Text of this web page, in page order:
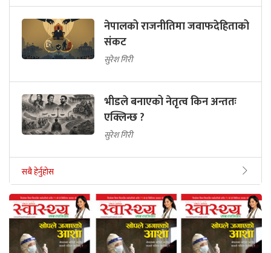
नेपालको राजनीतिमा जवाफदेहिताको
संकट
सुरेश गिरी
भीडले बनाएको नेतृत्व किन अन्ततः
एक्लिन्छ ?
सुरेश गिरी
सबै हेर्नुहोस